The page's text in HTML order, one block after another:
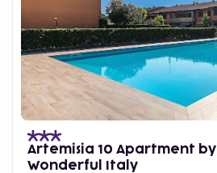
Artemisia 10 Apartment by
Wonderful Italy